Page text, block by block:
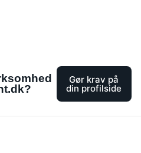
Gør krav på
din profilside